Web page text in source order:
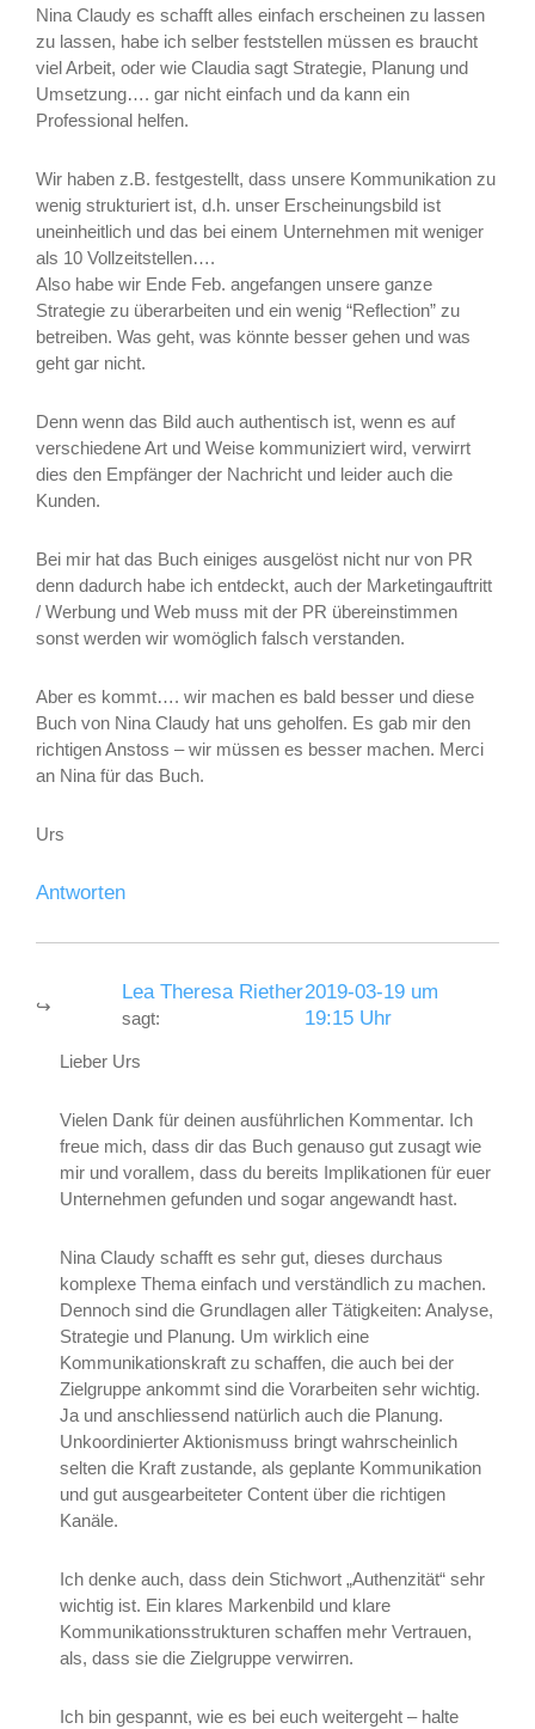
Nina Claudy es schafft alles einfach erscheinen zu lassen
zu lassen, habe ich selber feststellen müssen es braucht
viel Arbeit, oder wie Claudia sagt Strategie, Planung und
Umsetzung…. gar nicht einfach und da kann ein
Professional helfen.
Wir haben z.B. festgestellt, dass unsere Kommunikation zu
wenig strukturiert ist, d.h. unser Erscheinungsbild ist
uneinheitlich und das bei einem Unternehmen mit weniger
als 10 Vollzeitstellen….
Also habe wir Ende Feb. angefangen unsere ganze
Strategie zu überarbeiten und ein wenig “Reflection” zu
betreiben. Was geht, was könnte besser gehen und was
geht gar nicht.
Denn wenn das Bild auch authentisch ist, wenn es auf
verschiedene Art und Weise kommuniziert wird, verwirrt
dies den Empfänger der Nachricht und leider auch die
Kunden.
Bei mir hat das Buch einiges ausgelöst nicht nur von PR
denn dadurch habe ich entdeckt, auch der Marketingauftritt
/ Werbung und Web muss mit der PR übereinstimmen
sonst werden wir womöglich falsch verstanden.
Aber es kommt…. wir machen es bald besser und diese
Buch von Nina Claudy hat uns geholfen. Es gab mir den
richtigen Anstoss – wir müssen es besser machen. Merci
an Nina für das Buch.
Urs
Antworten
Lea Theresa Riether
sagt:
2019-03-19 um
19:15 Uhr
Lieber Urs
Vielen Dank für deinen ausführlichen Kommentar. Ich
freue mich, dass dir das Buch genauso gut zusagt wie
mir und vorallem, dass du bereits Implikationen für euer
Unternehmen gefunden und sogar angewandt hast.
Nina Claudy schafft es sehr gut, dieses durchaus
komplexe Thema einfach und verständlich zu machen.
Dennoch sind die Grundlagen aller Tätigkeiten: Analyse,
Strategie und Planung. Um wirklich eine
Kommunikationskraft zu schaffen, die auch bei der
Zielgruppe ankommt sind die Vorarbeiten sehr wichtig.
Ja und anschliessend natürlich auch die Planung.
Unkoordinierter Aktionismuss bringt wahrscheinlich
selten die Kraft zustande, als geplante Kommunikation
und gut ausgearbeiteter Content über die richtigen
Kanäle.
Ich denke auch, dass dein Stichwort „Authenzität“ sehr
wichtig ist. Ein klares Markenbild und klare
Kommunikationsstrukturen schaffen mehr Vertrauen,
als, dass sie die Zielgruppe verwirren.
Ich bin gespannt, wie es bei euch weitergeht – halte